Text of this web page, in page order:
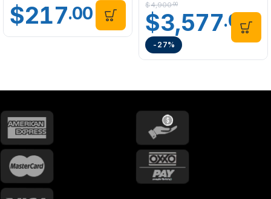
$217.00 $4,900.00
$3,577.00
-27%